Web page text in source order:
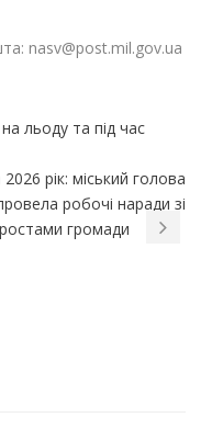
nasv@post.mil.gov.ua
льоду та під час
рік: міський голова
робочі наради зі
громади